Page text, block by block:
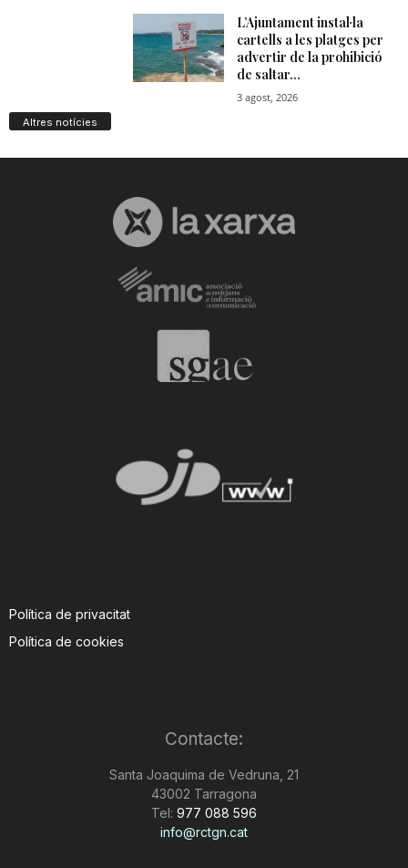
Altres notícies
Política de privacitat
Política de cookies
Contacte:
Santa Joaquima de Vedruna, 21
43002 Tarragona
Tel: 977 088 596
info@rctgn.cat